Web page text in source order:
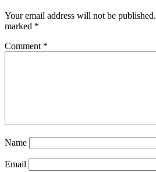
Your email address will not be published.
marked *
Comment *
Name
Email